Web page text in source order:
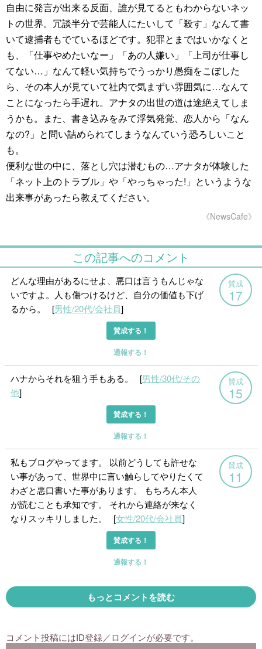
自由に発言が出来る反面、誰が見てるともわからないネッ
トの世界。冗談半分で芸能人にたいして「殺す」なんて書
いて逮捕者もでているほどです。犯罪とまではいかなくと
も、「仕事やめたいなー」「あの人嫌い」「上司が仕事し
てない…」なんて軽い気持ちでうっかり愚痴をこぼした
ら、その本人が見ていて社内で気まずい雰囲気に…なんて
ことになったら手遅れ。アナタの出世の道は途絶えてしま
うかも。また、書き込みをみて浮気発覚、恋人から「なん
なの?」と問い詰められてしまうなんていう恐ろしいこと
も。
便利な世の中に、落とし穴は潜むもの…アナタが体験した
「ネット上のトラブル」や「やっちゃった!」というような
出来事があったら教えてください。
《NewsCafe》